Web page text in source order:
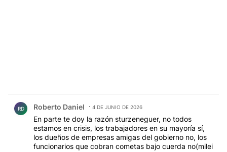
RD Roberto Daniel 4 DE JUNIO DE 2026
En parte te doy la razón sturzeneguer, no todos
estamos en crisis, los trabajadores en su mayoría sí,
los dueños de empresas amigas del gobierno no, los
funcionarios que cobran cometas bajo cuerda no(milei